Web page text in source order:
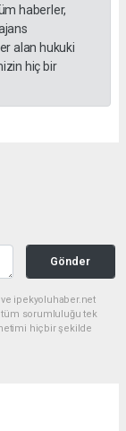
haberler,
alan hukuki
hiç bir
Gönder
ipekyoluhaber.net
tüm sorumluluğu tek
hiçbir şekilde